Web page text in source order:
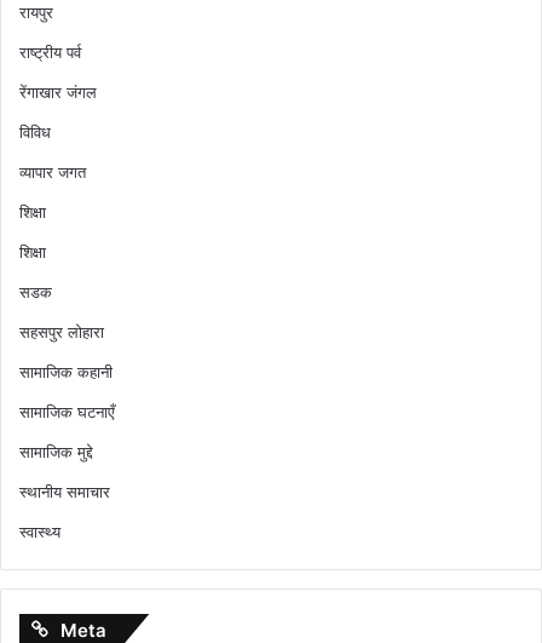
रायपुर
राष्ट्रीय पर्व
रेंगाखार जंगल
विविध
व्यापार जगत
शिक्षा
शिक्षा
सडक
सहसपुर लोहारा
सामाजिक कहानी
सामाजिक घटनाएँ
सामाजिक मुद्दे
स्थानीय समाचार
स्वास्थ्य
Meta